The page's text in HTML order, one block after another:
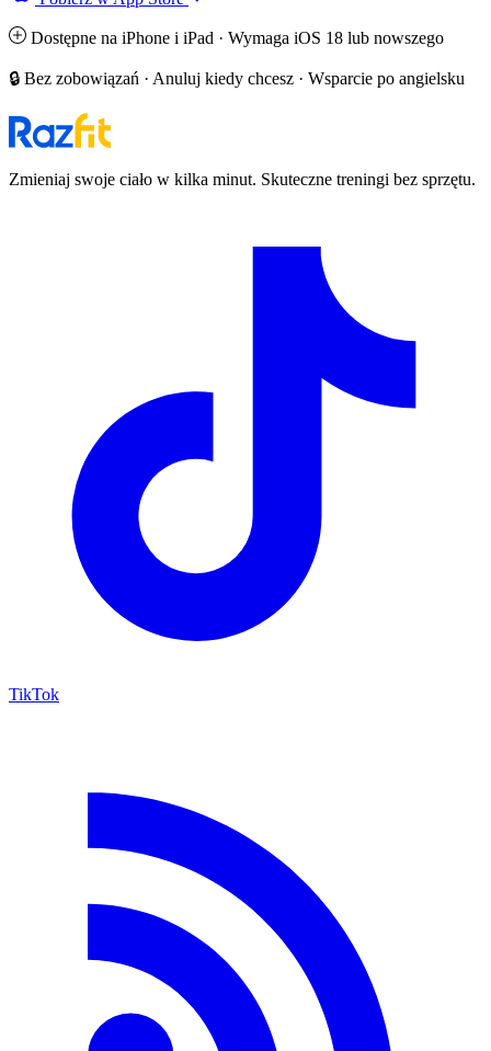
Dostępne na iPhone i iPad · Wymaga iOS 18 lub nowszego
🔒 Bez zobowiązań · Anuluj kiedy chcesz · Wsparcie po angielsku
Zmieniaj swoje ciało w kilka minut. Skuteczne treningi bez sprzętu.
TikTok